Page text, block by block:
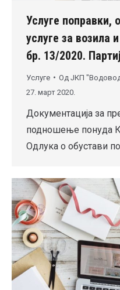
Услуге
услуге за возила
бр. 13/2020.
Услуге Од ЈКП "Водовод
27. март 2020.
Документација за
подношење понуда
Одлука о обустави